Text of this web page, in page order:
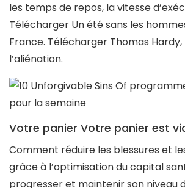
les temps de repos, la vitesse
Télécharger Un été sans les
France. Télécharger Thomas
l’aliénation.
Votre panier Votre panier est
Comment réduire les blessures et
grâce à l’optimisation du capital
progresser et maintenir son niveau